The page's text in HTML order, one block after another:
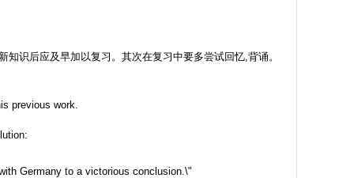
识后应及早加以复习。其次在复习中要多尝试回忆,背诵。
previous work.
Germany to a victorious conclusion.\"